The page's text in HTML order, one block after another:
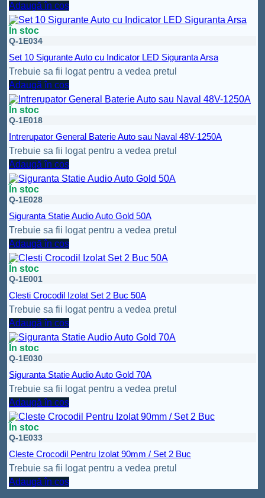
Adaugă în coș
În stoc
Q-1E034
Set 10 Sigurante Auto cu Indicator LED Siguranta Arsa
Trebuie sa fii logat pentru a vedea pretul
Adaugă în coș
În stoc
Q-1E018
Intrerupator General Baterie Auto sau Naval 48V-1250A
Trebuie sa fii logat pentru a vedea pretul
Adaugă în coș
În stoc
Q-1E028
Siguranta Statie Audio Auto Gold 50A
Trebuie sa fii logat pentru a vedea pretul
Adaugă în coș
În stoc
Q-1E001
Clesti Crocodil Izolat Set 2 Buc 50A
Trebuie sa fii logat pentru a vedea pretul
Adaugă în coș
În stoc
Q-1E030
Siguranta Statie Audio Auto Gold 70A
Trebuie sa fii logat pentru a vedea pretul
Adaugă în coș
În stoc
Q-1E033
Cleste Crocodil Pentru Izolat 90mm / Set 2 Buc
Trebuie sa fii logat pentru a vedea pretul
Adaugă în coș